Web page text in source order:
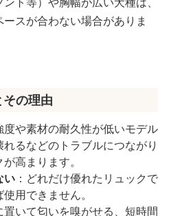
スが合わない場合がありま
の理由
度や素材の耐久性が低いモデル
るなどのトラブルにつながり
高まります。
い ：どれだけ優れたリュックで
用できません。
いて匂いを嗅がせる、短時間